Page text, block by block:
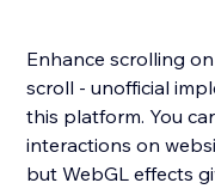
Enhance scrolling
scroll - unofficial
this platform. You
interactions on
but WebGL effects